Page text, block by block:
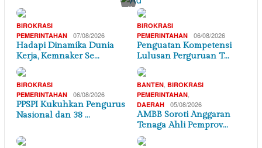
BIROKRASI
PEMERINTAHAN
07/08/2026
Hadapi Dinamika Dunia
Kerja, Kemnaker Se…
BIROKRASI
PEMERINTAHAN
06/08/2026
Penguatan Kompetensi
Lulusan Perguruan T…
BIROKRASI
PEMERINTAHAN
06/08/2026
PPSPI Kukuhkan Pengurus
Nasional dan 38 …
BANTEN BIROKRASI
PEMERINTAHAN
DAERAH 05/08/2026
AMBB Soroti Anggaran
Tenaga Ahli Pemprov…
×